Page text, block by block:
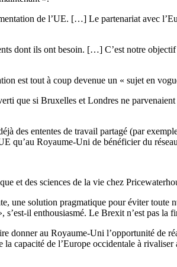
de l’UE. […] Le partenariat avec
dont ils ont besoin. […] C’est notre
est tout à coup devenue un « sujet en
que si Bruxelles et Londres ne
des ententes de travail partagé (par
qu’au Royaume-Uni de bénéficier du
et des sciences de la vie chez
une solution pragmatique pour éviter
s’est-il enthousiasmé. Le Brexit n’est pas la
donner au Royaume-Uni l’opportunité de
de l’Europe occidentale à